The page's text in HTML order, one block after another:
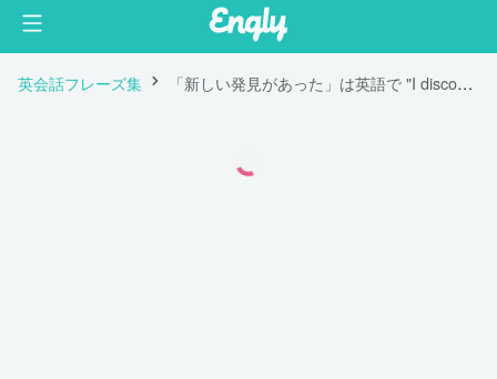
英会話フレーズ集 「新しい発見があった」は英語で "I discovered something new."